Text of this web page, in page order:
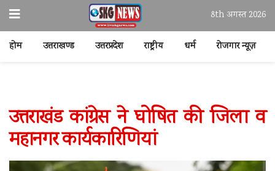
8th अगस्त 2026
होम उत्तराखण्ड उत्तरप्रदेश राष्ट्रीय धर्म रोजगार न्यूज़
उत्तराखंड कांग्रेस ने घोषित की जिला व
महानगर कार्यकारिणियां